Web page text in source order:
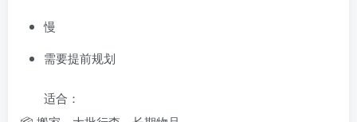
慢
需要提前规划
适合：